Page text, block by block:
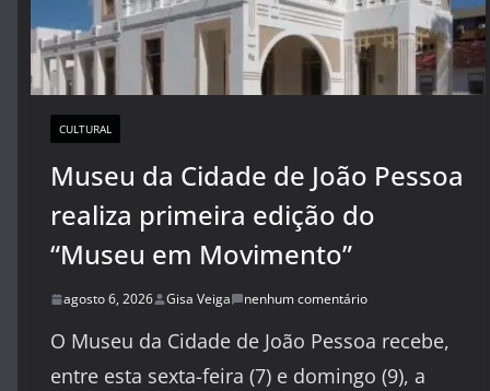
CULTURAL
Museu da Cidade de João Pessoa
realiza primeira edição do
“Museu em Movimento”
agosto 6, 2026 Gisa Veiga nenhum comentário
O Museu da Cidade de João Pessoa recebe,
entre esta sexta-feira (7) e domingo (9), a